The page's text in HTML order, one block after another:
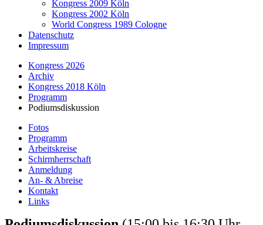
Kongress 2009 Köln
Kongress 2002 Köln
World Congress 1989 Cologne
Datenschutz
Impressum
Kongress 2026
Archiv
Kongress 2018 Köln
Programm
Podiumsdiskussion
Fotos
Programm
Arbeitskreise
Schirmherrschaft
Anmeldung
An- & Abreise
Kontakt
Links